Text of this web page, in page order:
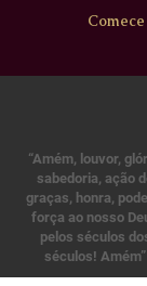
“Amém, louvor,
sabedoria, ação
graças, honra,
força ao nosso
pelos séculos
séculos! Amém”